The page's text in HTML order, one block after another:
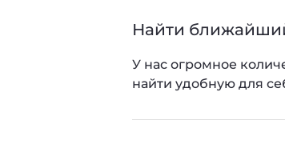
Найти
У нас огромное
найти удобную для